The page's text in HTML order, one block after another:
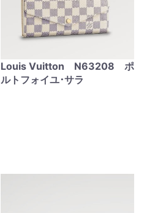
Louis Vuitton N63208 ポ
ルトフォイユ･サラ